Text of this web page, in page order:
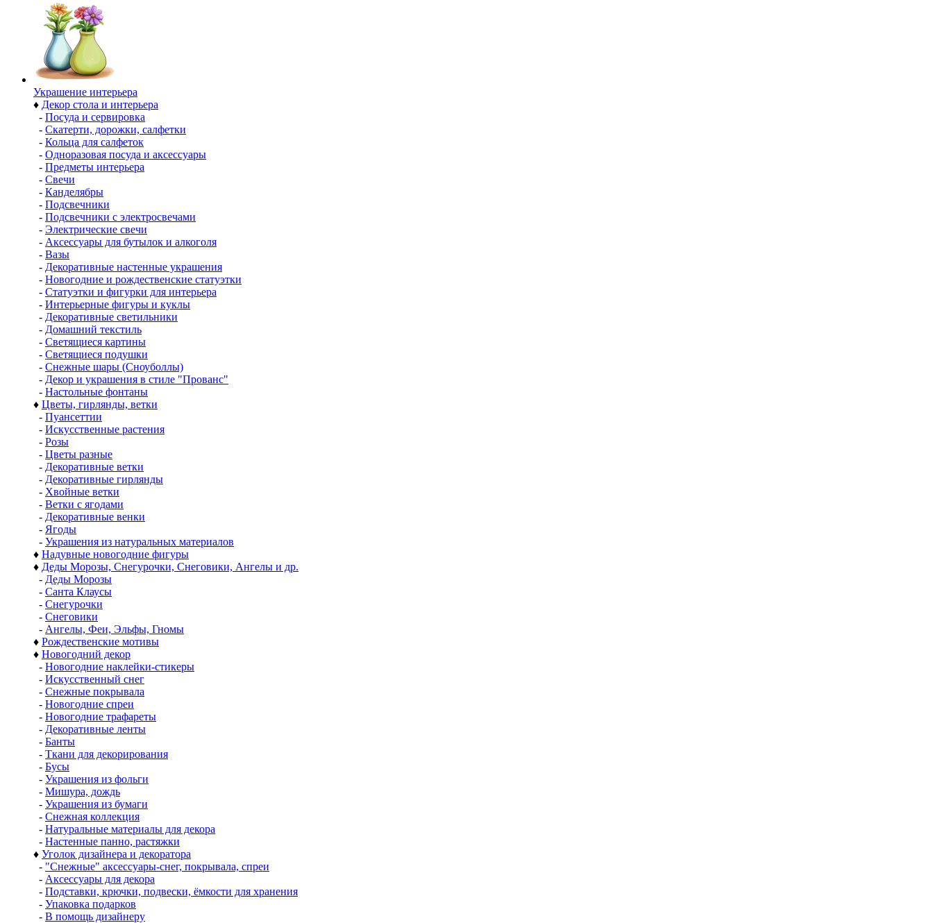
Украшение интерьера
♦ Декор стола и интерьера
- Посуда и сервировка
- Скатерти, дорожки, салфетки
- Кольца для салфеток
- Одноразовая посуда и аксессуары
- Предметы интерьера
- Свечи
- Канделябры
- Подсвечники
- Подсвечники с электросвечами
- Электрические свечи
- Аксессуары для бутылок и алкоголя
- Вазы
- Декоративные настенные украшения
- Новогодние и рождественские статуэтки
- Статуэтки и фигурки для интерьера
- Интерьерные фигуры и куклы
- Декоративные светильники
- Домашний текстиль
- Светящиеся картины
- Светящиеся подушки
- Снежные шары (Сноуболлы)
- Декор и украшения в стиле "Прованс"
- Настольные фонтаны
♦ Цветы, гирлянды, ветки
- Пуансеттии
- Искусственные растения
- Розы
- Цветы разные
- Декоративные ветки
- Декоративные гирлянды
- Хвойные ветки
- Ветки с ягодами
- Декоративные венки
- Ягоды
- Украшения из натуральных материалов
♦ Надувные новогодние фигуры
♦ Деды Морозы, Снегурочки, Снеговики, Ангелы и др.
- Деды Морозы
- Санта Клаусы
- Снегурочки
- Снеговики
- Ангелы, Феи, Эльфы, Гномы
♦ Рождественские мотивы
♦ Новогодний декор
- Новогодние наклейки-стикеры
- Искусственный снег
- Снежные покрывала
- Новогодние спреи
- Новогодние трафареты
- Декоративные ленты
- Банты
- Ткани для декорирования
- Бусы
- Украшения из фольги
- Мишура, дождь
- Украшения из бумаги
- Снежная коллекция
- Натуральные материалы для декора
- Настенные панно, растяжки
♦ Уголок дизайнера и декоратора
- "Снежные" аксессуары-снег, покрывала, спреи
- Аксессуары для декора
- Подставки, крючки, подвески, ёмкости для хранения
- Упаковка подарков
- В помощь дизайнеру